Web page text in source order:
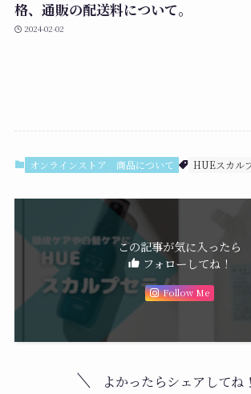
格、通販の配送料について。
2024-02-02
オンラインストア 商品について HUEスカル
この記事が気に入ったら
フォローしてね！
Follow Me
よかったらシェアしてね！